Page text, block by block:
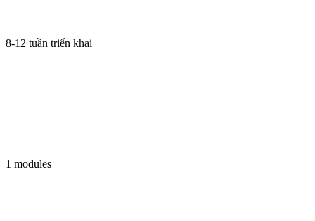
8-12 tuần triển khai
1 modules